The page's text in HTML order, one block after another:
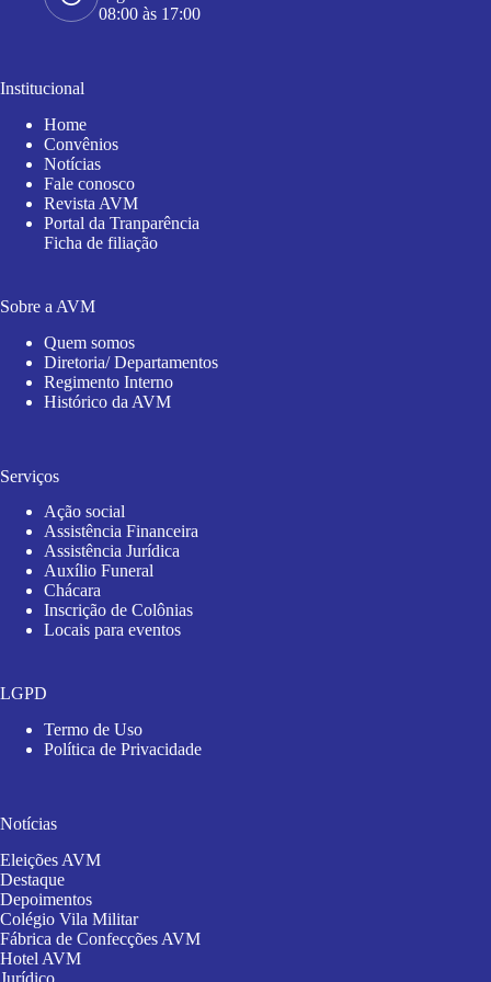
08:00 às 17:00
Institucional
Home
Convênios
Notícias
Fale conosco
Revista AVM
Portal da Tranparência
Ficha de filiação
Sobre a AVM
Quem somos
Diretoria/ Departamentos
Regimento Interno
Histórico da AVM
Serviços
Ação social
Assistência Financeira
Assistência Jurídica
Auxílio Funeral
Chácara
Inscrição de Colônias
Locais para eventos
LGPD
Termo de Uso
Política de Privacidade
Notícias
Eleições AVM
Destaque
Depoimentos
Colégio Vila Militar
Fábrica de Confecções AVM
Hotel AVM
Jurídico